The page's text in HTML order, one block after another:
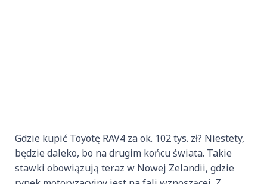
Gdzie kupić Toyotę RAV4 za ok. 102 tys. zł? Niestety,
będzie daleko, bo na drugim końcu świata. Takie
stawki obowiązują teraz w Nowej Zelandii, gdzie